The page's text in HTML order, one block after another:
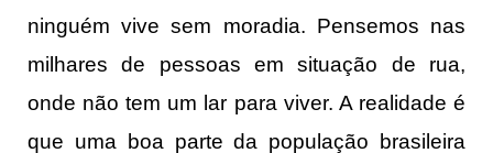
ninguém vive sem moradia. Pensemos nas
milhares de pessoas em situação de rua,
onde não tem um lar para viver. A realidade é
que uma boa parte da população brasileira